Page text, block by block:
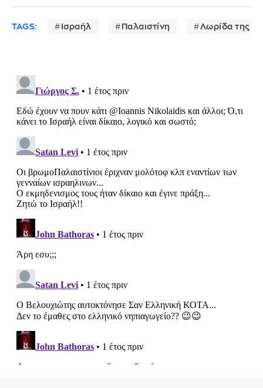
TAGS: Ισραήλ Παλαιστίνη Λωρίδα της